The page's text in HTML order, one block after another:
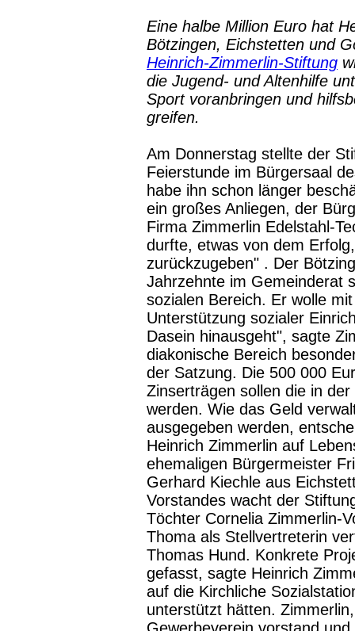
Eine halbe Million Euro hat
Bötzingen, Eichstetten und
Heinrich-Zimmerlin-Stiftung
die Jugend- und Altenhilfe
Sport voranbringen und
greifen.
Am Donnerstag stellte der
Feierstunde im Bürgersaal
habe ihn schon länger
ein großes Anliegen, der
Firma Zimmerlin Edelstahl-
durfte, etwas von dem
zurückzugeben" . Der
Jahrzehnte im Gemeinderat
sozialen Bereich. Er wolle
Unterstützung sozialer
Dasein hinausgeht", sagte
diakonische Bereich
der Satzung. Die 500 000
Zinserträgen sollen die in
werden. Wie das Geld
ausgegeben werden,
Heinrich Zimmerlin auf
ehemaligen Bürgermeister
Gerhard Kiechle aus
Vorstandes wacht der
Töchter Cornelia Zimmerlin-
Thoma als Stellvertreterin
Thomas Hund. Konkrete
gefasst, sagte Heinrich
auf die Kirchliche
unterstützt hätten.